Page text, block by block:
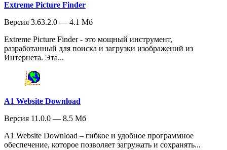
Extreme Picture Finder
Версия 3.63.2.0 — 4.1 Мб
Extreme Picture Finder - это мощный инструмент,
разработанный для поиска и загрузки изображений из
Интернета. Эта...
A1 Website Download
Версия 11.0.0 — 8.5 Мб
A1 Website Download – гибкое и удобное программное
обеспечение, которое позволяет загружать и сохранять...